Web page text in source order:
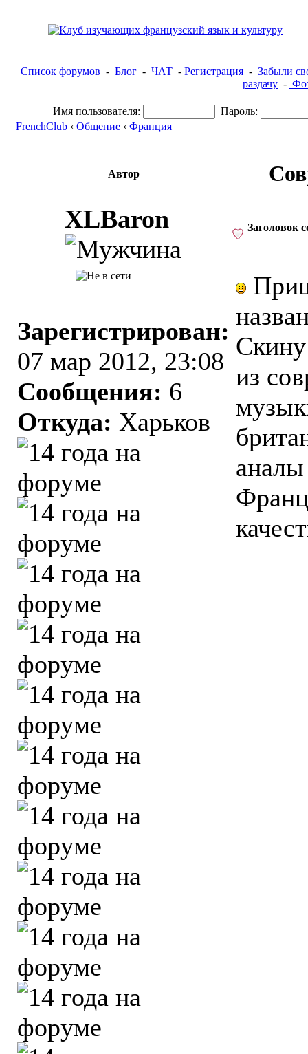
Список форумов - Блог - ЧАТ - Регистрация - Забыли
раздачу -
Имя пользователя:
Пароль:
FrenchClub ‹ Общение ‹ Франция
Автор
XLBaron Заголовок
Зарегистрирован:
07 мар 2012, 23:08
Сообщения: 6
Откуда: Харьков
из